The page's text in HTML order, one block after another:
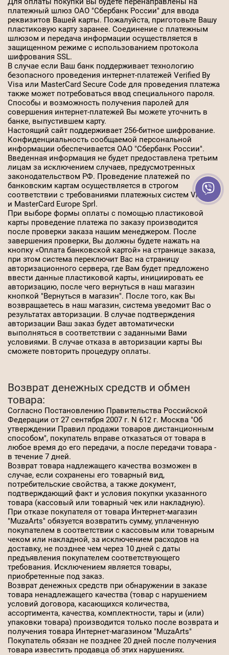
платежный шлюз ОАО "Сбербанк России" для ввода
реквизитов Вашей карты. Пожалуйста, приготовьте Вашу
пластиковую карту заранее. Соединение с платежным
шлюзом и передача информации осуществляется в
защищенном режиме с использованием протокола
шифрования SSL.
В случае если Ваш банк поддерживает технологию
безопасного проведения интернет-платежей Verified By
Visa или MasterCard Secure Code для проведения платежа
также может потребоваться ввод специального пароля.
Способы и возможность получения паролей для
совершения интернет-платежей Вы можете уточнить в
банке, выпустившем карту.
Настоящий сайт поддерживает 256-битное шифрование.
Конфиденциальность сообщаемой персональной
информации обеспечивается ОАО "Сбербанк России".
Введенная информация не будет предоставлена третьим
лицам за исключением случаев, предусмотренных
законодательством РФ. Проведение платежей по
банковским картам осуществляется в строгом
соответствии с требованиями платежных систем Visa Int.
и MasterCard Europe Sprl.
При выборе формы оплаты с помощью пластиковой
карты проведение платежа по заказу производится
после проверки заказа нашим менеджером. После
завершения проверки, Вы должны будете нажать на
кнопку «Оплата банковской картой» на странице заказа,
при этом система переключит Вас на страницу
авторизационного сервера, где Вам будет предложено
ввести данные пластиковой карты, инициировать ее
авторизацию, после чего вернуться в наш магазин
кнопкой "Вернуться в магазин". После того, как Вы
возвращаетесь в наш магазин, система уведомит Вас о
результатах авторизации. В случае подтверждения
авторизации Ваш заказ будет автоматически
выполняться в соответствии с заданными Вами
условиями. В случае отказа в авторизации карты Вы
сможете повторить процедуру оплаты.
Возврат денежных средств и обмен
товара:
Согласно Постановлению Правительства Российской
Федерации от 27 сентября 2007 г. N 612 г. Москва "Об
утверждении Правил продажи товаров дистанционным
способом", покупатель вправе отказаться от товара в
любое время до его передачи, а после передачи товара -
в течение 7 дней.
Возврат товара надлежащего качества возможен в
случае, если сохранены его товарный вид,
потребительские свойства, а также документ,
подтверждающий факт и условия покупки указанного
товара (кассовый или товарный чек или накладную).
При отказе покупателя от товара Интернет-магазин
"MuzaArts" обязуется возвратить сумму, уплаченную
покупателем в соответствии с кассовым или товарным
чеком или накладной, за исключением расходов на
доставку, не позднее чем через 10 дней с даты
предъявления покупателем соответствующего
требования. Исключением является товары,
приобретенные под заказ.
Возврат денежных средств при обнаружении в заказе
товара ненадлежащего качества (товар с нарушением
условий договора, касающихся количества,
ассортимента, качества, комплектности, тары и (или)
упаковки товара) производится только после возврата и
получения товара Интернет-магазином "MuzaArts"
Покупатель обязан не позднее 20 дней после получения
товара известить продавца об этих нарушениях.